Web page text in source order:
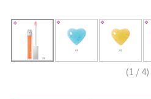
(1 /4)